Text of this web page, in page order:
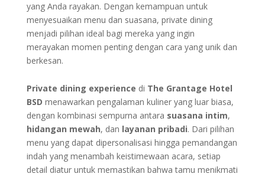
yang Anda rayakan. Dengan kemampuan untuk
menyesuaikan menu dan suasana, private dining
menjadi pilihan ideal bagi mereka yang ingin
merayakan momen penting dengan cara yang unik dan
berkesan.
Private dining experience di The Grantage Hotel
BSD menawarkan pengalaman kuliner yang luar biasa,
dengan kombinasi sempurna antara suasana intim,
hidangan mewah, dan layanan pribadi. Dari pilihan
menu yang dapat dipersonalisasi hingga pemandangan
indah yang menambah keistimewaan acara, setiap
detail diatur untuk memastikan bahwa tamu menikmati